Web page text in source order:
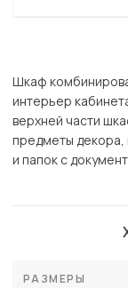
Шкаф
интерьер
верхней части
предметы декора,
и папок с
РАЗМЕРЫ